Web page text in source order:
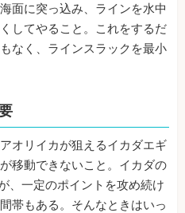
面に突っ込み、ラインを水中
してやること。これをするだ
なく、ラインスラックを最小
オリイカが狙えるイカダエギ
移動できないこと。イカダの
、一定のポイントを攻め続け
帯もある。そんなときはいっ